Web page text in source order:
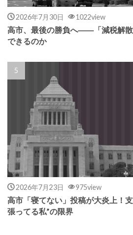
2026年7月30日 1022view
高市、最後の勝負へ――「減税解
できるのか
2026年7月23日 975view
高市「寝てない」投稿が大炎上！
張ってる私”の限界